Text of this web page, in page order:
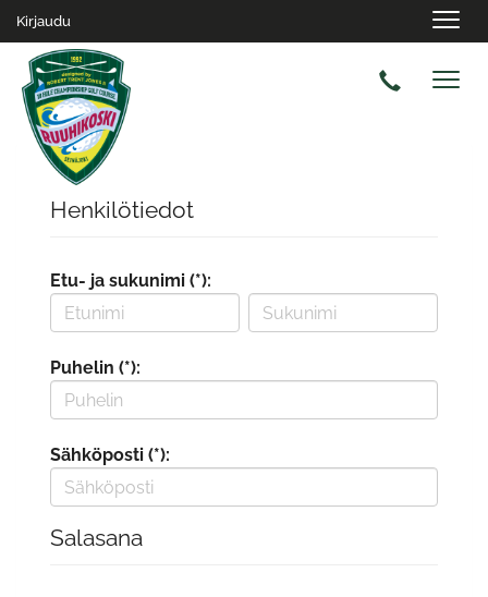
Kirjaudu
Henkilötiedot
Etu- ja sukunimi (*):
Puhelin (*):
Sähköposti (*):
Salasana